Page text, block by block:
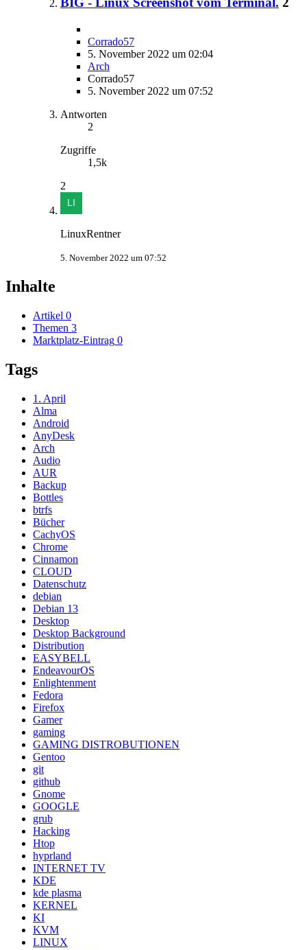
Corrado57
5. November 2022 um 02:04
Arch
Corrado57
5. November 2022 um 07:52
Antworten
2
Zugriffe
1,5k
2
LinuxRentner
5. November 2022 um 07:52
Inhalte
Artikel 0
Themen 3
Marktplatz-Eintrag 0
Tags
1. April
Alma
Android
AnyDesk
Arch
Audio
AUR
Backup
Bottles
btrfs
Bücher
CachyOS
Chrome
Cinnamon
CLOUD
Datenschutz
debian
Debian 13
Desktop
Desktop Background
Distribution
EASYBELL
EndeavourOS
Enlightenment
Fedora
Firefox
Gamer
gaming
GAMING DISTROBUTIONEN
Gentoo
git
github
Gnome
GOOGLE
grub
Hacking
Htop
hyprland
INTERNET TV
KDE
kde plasma
KERNEL
KI
KVM
LINUX